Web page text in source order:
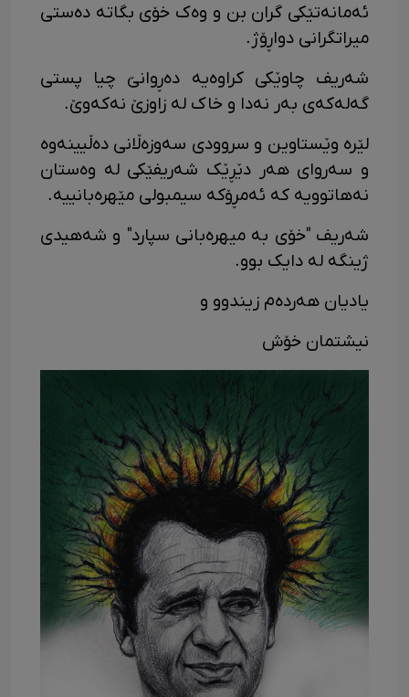
ئەمانەتێکی گران بن و وەک خۆی بگاتە دەستی
میراتگرانی دواڕۆژ.
شەریف چاوێکی کراوەیە دەڕوانێ چیا پستی
گەلەکەی بەر نەدا و خاک لە زاوزێ نەکەوێ.
لێرە وێستاوین و سروودی سەوزەڵانی دەڵیینەوە
و سەروای هەر دێڕێک شەریفێکی لە وەستان
نەهاتوویە کە ئەمڕۆکە سیمبولی مێهرەبانییە.
شەریف "خۆی بە میهرەبانی سپارد" و شەهیدی
ژینگە لە دایک بوو.
یادیان هەردەم زیندوو و
نیشتمان خۆش